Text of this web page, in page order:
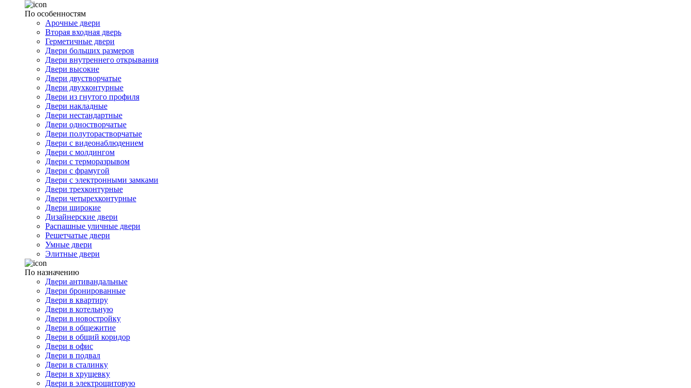
По особенностям
Арочные двери
Вторая входная дверь
Герметичные двери
Двери больших размеров
Двери внутреннего открывания
Двери высокие
Двери двустворчатые
Двери двухконтурные
Двери из гнутого профиля
Двери накладные
Двери нестандартные
Двери одностворчатые
Двери полуторастворчатые
Двери с видеонаблюдением
Двери с молдингом
Двери с терморазрывом
Двери с фрамугой
Двери с электронными замками
Двери трехконтурные
Двери четырехконтурные
Двери широкие
Дизайнерские двери
Распашные уличные двери
Решетчатые двери
Умные двери
Элитные двери
По назначению
Двери антивандальные
Двери бронированные
Двери в квартиру
Двери в котельную
Двери в новостройку
Двери в общежитие
Двери в общий коридор
Двери в офис
Двери в подвал
Двери в сталинку
Двери в хрущевку
Двери в электрощитовую